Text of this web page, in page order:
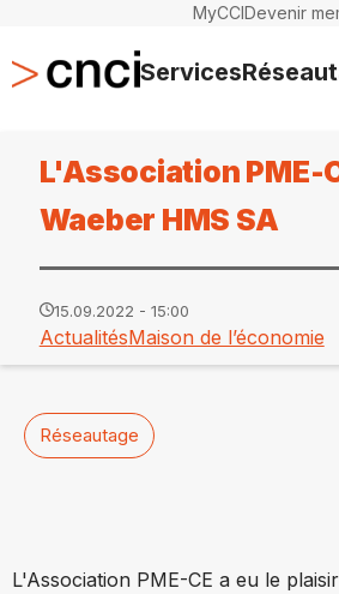
MyCCIDevenir
Services
L'Association PME-
Waeber HMS SA
15.09.2022 - 15:00
ActualitésMaison de l’économie
Réseautage
L'Association PME-CE a eu le